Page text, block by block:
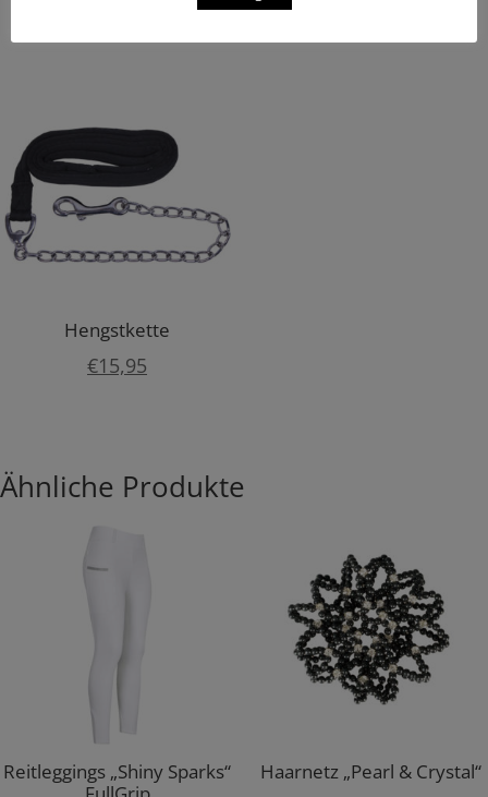
Preis
Hengstkette
€15,95
Ähnliche Produkte
Reitleggings „Shiny Sparks“
Haarnetz „Pearl & Crystal“